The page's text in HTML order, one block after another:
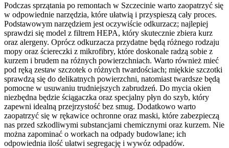
Podczas sprzątania po remontach w Szczecinie warto zaopatrzyć się
w odpowiednie narzędzia, które ułatwią i przyspieszą cały proces.
Podstawowym narzędziem jest oczywiście odkurzacz; najlepiej
sprawdzi się model z filtrem HEPA, który skutecznie zbiera kurz
oraz alergeny. Oprócz odkurzacza przydatne będą różnego rodzaju
mopy oraz ściereczki z mikrofibry, które doskonale radzą sobie z
kurzem i brudem na różnych powierzchniach. Warto również mieć
pod ręką zestaw szczotek o różnych twardościach; miękkie szczotki
sprawdzą się do delikatnych powierzchni, natomiast twardsze będą
pomocne w usuwaniu trudniejszych zabrudzeń. Do mycia okien
niezbędna będzie ściągaczka oraz specjalny płyn do szyb, który
zapewni idealną przejrzystość bez smug. Dodatkowo warto
zaopatrzyć się w rękawice ochronne oraz maski, które zabezpieczą
nas przed szkodliwymi substancjami chemicznymi oraz kurzem. Nie
można zapominać o workach na odpady budowlane; ich
odpowiednia ilość ułatwi segregację i wywóz odpadów.